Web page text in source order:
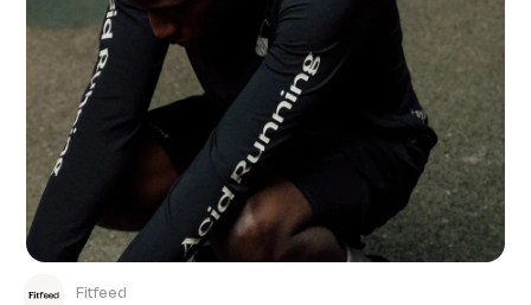
Fitfeed